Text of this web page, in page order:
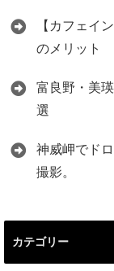
【カフェイ
のメリット
富良野・美
選
神威岬でド
撮影。
カテゴリー